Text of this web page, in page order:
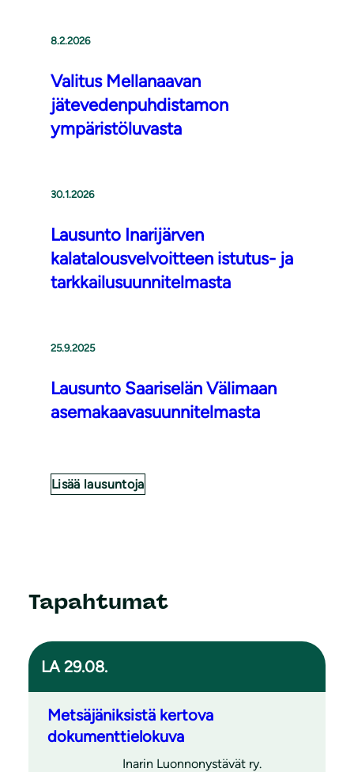
8.2.2026
Valitus Mellanaavan
jätevedenpuhdistamon
ympäristöluvasta
30.1.2026
Lausunto Inarijärven
kalatalousvelvoitteen istutus- ja
tarkkailusuunnitelmasta
25.9.2025
Lausunto Saariselän Välimaan
asemakaavasuunnitelmasta
Lisää lausuntoja
Tapahtumat
LA 29.08.
Metsäjäniksistä kertova
dokumenttielokuva
Inarin Luonnonystävät ry.